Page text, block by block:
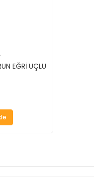
EĞRİ UÇLU